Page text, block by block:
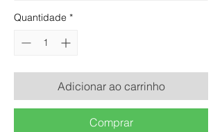
Quantidade *
Adicionar ao carrinho
Comprar